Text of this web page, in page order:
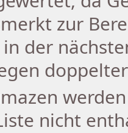
zur
der
nicht